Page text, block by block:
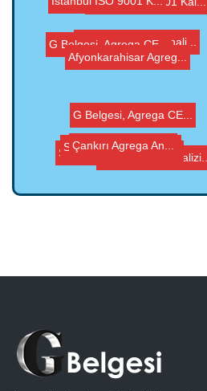
Sivas Agrega Analizi...
Kayseri ISO 9001 Kal...
Sakarya ISO 9001 Kal...
Sinop ISO 9001 Kalit...
Ardahan Agrega Anali...
G Belgesi, Agrega CE...